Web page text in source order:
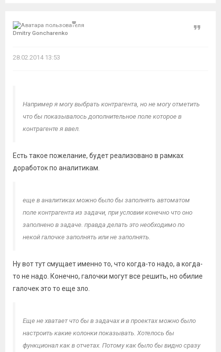
Dmitry Goncharenko
Цитата
28.02.2014 13:53
Например я могу выбрать контрагента, но не могу отметить
что бы показывалось дополнительное поле которое в
контрагенте я ввел.
Есть такое пожелание, будет реализовано в рамках
доработок по аналитикам.
еще в аналитиках можно было бы заполнять автоматом
поле контрагента из задачи, при условии конечно что оно
заполнено в задаче. правда делать это необходимо по
некой галочке заполнять или не заполнять.
Ну вот тут смущает именно то, что когда-то надо, а когда-
то не надо. Конечно, галочки могут все решить, но обилие
галочек это то еще зло.
Еще не хватает что бы в задачах и в проектах можно было
настроить какие колонки показывать. Хотелось бы
функционал как в отчетах. Потому как было бы видно сразу